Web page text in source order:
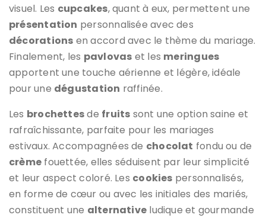
visuel. Les cupcakes, quant à eux, permettent une
présentation personnalisée avec des
décorations en accord avec le thème du mariage.
Finalement, les pavlovas et les meringues
apportent une touche aérienne et légère, idéale
pour une dégustation raffinée.
Les brochettesde fruits sont une option saine et
rafraîchissante, parfaite pour les mariages
estivaux. Accompagnées de chocolat fondu ou de
crème fouettée, elles séduisent par leur simplicité
et leur aspect coloré. Les cookies personnalisés,
en forme de cœur ou avec les initiales des mariés,
constituent une alternative ludique et gourmande